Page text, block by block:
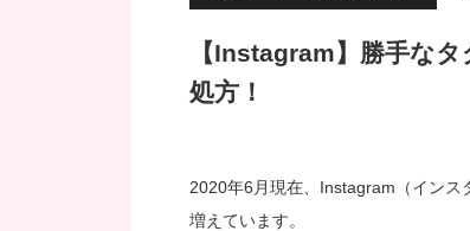
【Instagram】勝手な
処方！
2020年6月現在、Instagram（インス
増えています。